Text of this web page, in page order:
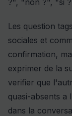
?", "non ?", "si
Les question
sociales et
confirmation,
exprimer de la
verifier que
quasi-absents a
dans la